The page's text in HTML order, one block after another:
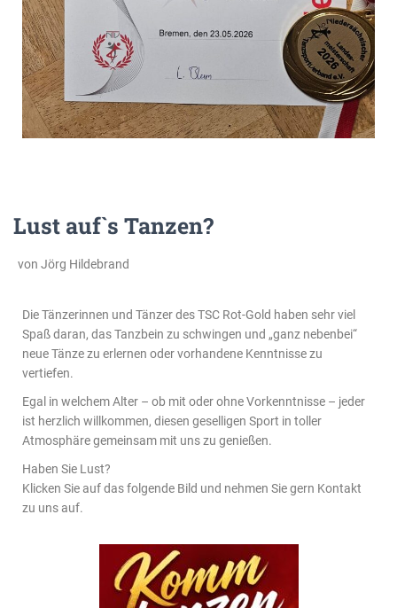
Lust auf`s Tanzen?
von Jörg Hildebrand
Die Tänzerinnen und Tänzer des TSC Rot-Gold haben sehr viel
Spaß daran, das Tanzbein zu schwingen und „ganz nebenbei“
neue Tänze zu erlernen oder vorhandene Kenntnisse zu
vertiefen.
Egal in welchem Alter – ob mit oder ohne Vorkenntnisse – jeder
ist herzlich willkommen, diesen geselligen Sport in toller
Atmosphäre gemeinsam mit uns zu genießen.
Haben Sie Lust?
Klicken Sie auf das folgende Bild und nehmen Sie gern Kontakt
zu uns auf.